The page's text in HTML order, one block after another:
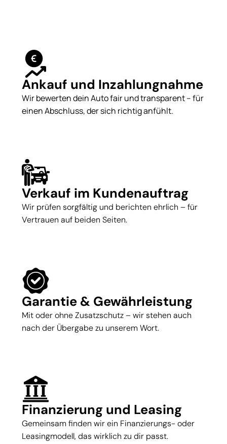
Ankauf und Inzahlungnahme
Wir bewerten dein Auto fair und transparent – für
einen Abschluss, der sich richtig anfühlt.
Verkauf im Kundenauftrag
Wir prüfen sorgfältig und berichten ehrlich – für
Vertrauen auf beiden Seiten.
Garantie & Gewährleistung
Mit oder ohne Zusatzschutz – wir stehen auch
nach der Übergabe zu unserem Wort.
Finanzierung und Leasing
Gemeinsam finden wir ein Finanzierungs- oder
Leasingmodell, das wirklich zu dir passt.